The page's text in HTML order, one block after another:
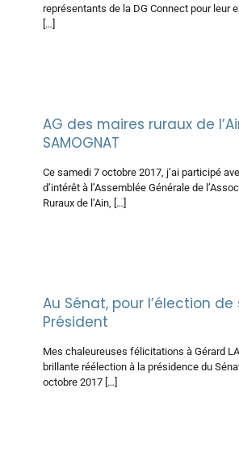
représentants de la DG Connect pour leur
[…]
AG des maires ruraux de
SAMOGNAT
Ce samedi 7 octobre 2017, j’ai participé
d’intérêt à l’Assemblée Générale de
Ruraux de l’Ain, […]
Au Sénat, pour l’élection de
Président
Mes chaleureuses félicitations à Gérard
brillante réélection à la présidence du
octobre 2017 […]